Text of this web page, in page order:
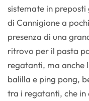
sistemate in
di Cannigione a
presenza di una
ritrovo per il pasta
regatanti, ma anche
balilla e ping pong,
tra i regatanti, che